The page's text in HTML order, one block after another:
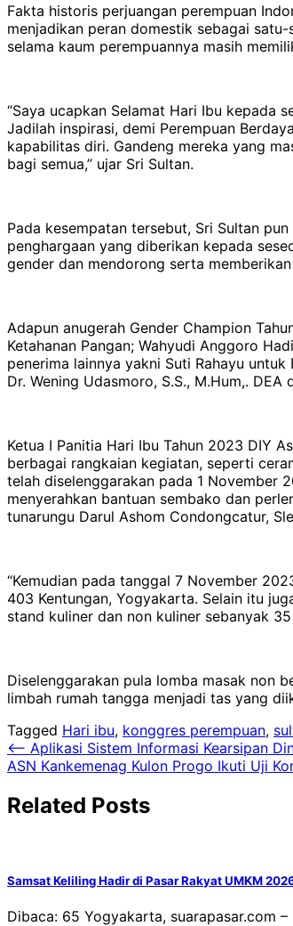
Fakta historis perjuangan perempuan
menjadikan peran domestik sebagai
selama kaum perempuannya masih
“Saya ucapkan Selamat Hari Ibu kepada
Jadilah inspirasi, demi Perempuan
kapabilitas diri. Gandeng mereka yang
bagi semua,” ujar Sri Sultan.
Pada kesempatan tersebut, Sri Sultan
penghargaan yang diberikan kepada
gender dan mendorong serta
Adapun anugerah Gender Champion
Ketahanan Pangan; Wahyudi Anggoro
penerima lainnya yakni Suti Rahayu
Dr. Wening Udasmoro, S.S., M.Hum,. DEA
Ketua I Panitia Hari Ibu Tahun 2023 DIY
berbagai rangkaian kegiatan, seperti
telah diselenggarakan pada 1 November
menyerahkan bantuan sembako dan
tunarungu Darul Ashom Condongcatur,
“Kemudian pada tanggal 7 November
403 Kentungan, Yogyakarta. Selain itu
stand kuliner dan non kuliner sebanyak
Diselenggarakan pula lomba masak non
limbah rumah tangga menjadi tas yang
Tagged Hari ibu, konggres perempuan,
Navigasi
pos
⟵ Aplikasi Sistem Informasi Kearsipan
ASN Kankemenag Kulon Progo Ikuti Uji
Related Posts
Samsat Keliling Hadir di Pasar Rakyat UMKM
Dibaca: 65 Yogyakarta, suarapasar.com